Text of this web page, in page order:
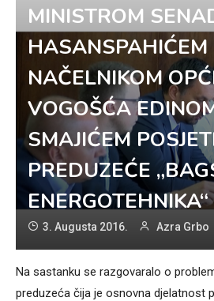
MINISTROM
HASANSPAHIĆEM
NAČELNIKOM
VOGOŠĆA
SMAJIĆEM
PREDUZEĆE
ENERGOTEHNIKA“
3. Augusta 2016. Azra Grbo
Na sastanku se razgovaralo o
preduzeća čija je osnovna djelatnost